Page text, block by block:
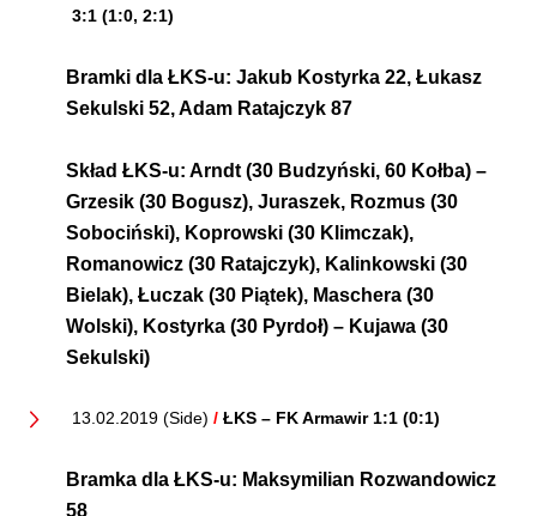
3:1 (1:0, 2:1)
Bramki dla ŁKS-u: Jakub Kostyrka 22, Łukasz
Sekulski 52, Adam Ratajczyk 87
Skład ŁKS-u: Arndt (30 Budzyński, 60 Kołba) –
Grzesik (30 Bogusz), Juraszek, Rozmus (30
Sobociński), Koprowski (30 Klimczak),
Romanowicz (30 Ratajczyk), Kalinkowski (30
Bielak), Łuczak (30 Piątek), Maschera (30
Wolski), Kostyrka (30 Pyrdoł) – Kujawa (30
Sekulski)
13.02.2019 (Side) / ŁKS – FK Armawir 1:1 (0:1)
Bramka dla ŁKS-u: Maksymilian Rozwandowicz
58